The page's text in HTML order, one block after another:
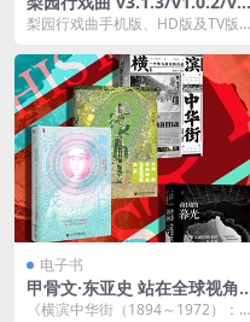
7.4.0 手机版/HD版/TV版，解
梨园行戏曲手机版、HD版及TV版，
享高清无广告戏曲...
电子书
甲骨文·东亚史 站在全球视角
审视东亚历史（全4册 ） [ 套
《横滨中华街（1894～1972）：一